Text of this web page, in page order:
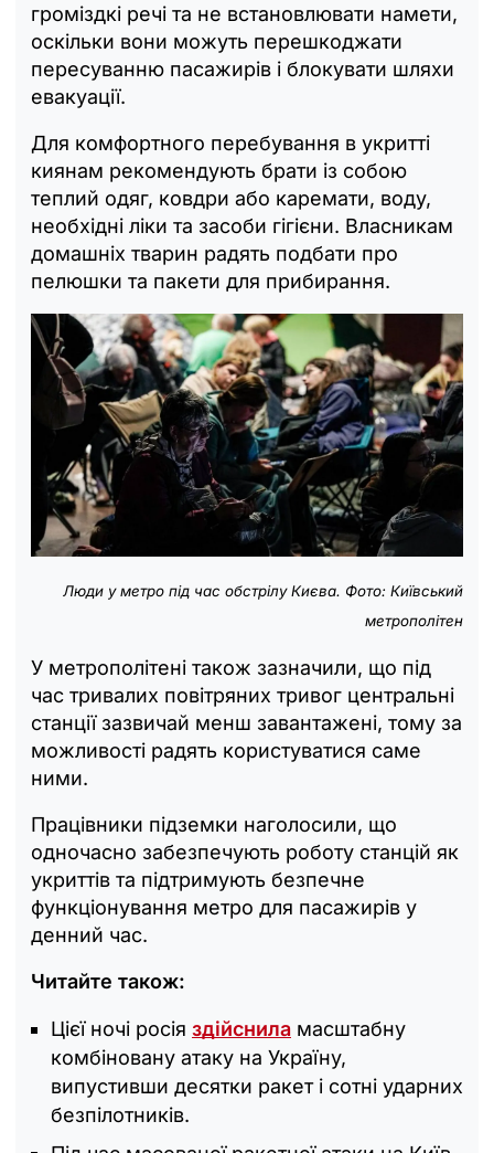
громіздкі речі та не встановлювати намети,
оскільки вони можуть перешкоджати
пересуванню пасажирів і блокувати шляхи
евакуації.
Для комфортного перебування в укритті
киянам рекомендують брати із собою
теплий одяг, ковдри або каремати, воду,
необхідні ліки та засоби гігієни. Власникам
домашніх тварин радять подбати про
пелюшки та пакети для прибирання.
Люди у метро під час обстрілу Києва. Фото: Київський
метрополітен
У метрополітені також зазначили, що під
час тривалих повітряних тривог центральні
станції зазвичай менш завантажені, тому за
можливості радять користуватися саме
ними.
Працівники підземки наголосили, що
одночасно забезпечують роботу станцій як
укриттів та підтримують безпечне
функціонування метро для пасажирів у
денний час.
Читайте також:
Цієї ночі росія здійснила масштабну
комбіновану атаку на Україну,
випустивши десятки ракет і сотні ударних
безпілотників.